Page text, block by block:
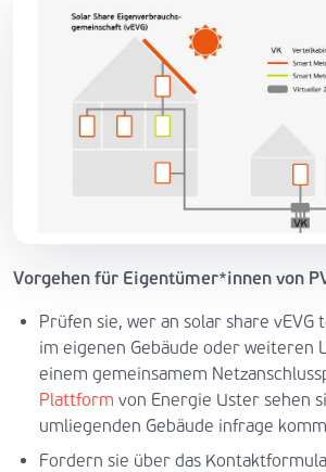
Vorgehen für Eigentümer*innen von
Prüfen sie, wer an solar share vEVG
im eigenen Gebäude oder weiteren
einem gemeinsamem
Plattform von Energie Uster sehen
umliegenden Gebäude infrage
Fordern sie über das